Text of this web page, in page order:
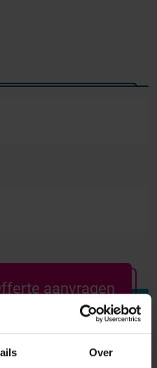
Over
aanvragen
offerte voor onze
direct een offerte